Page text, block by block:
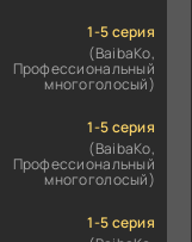
1-5 серия
(BaibaKo,
Профессиональный
многоголосый)
1-5 серия
(BaibaKo,
Профессиональный
многоголосый)
1-5 серия